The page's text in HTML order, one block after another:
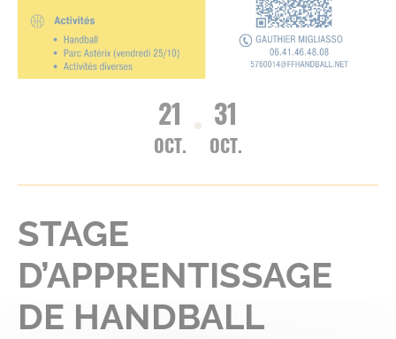
21
OCT.
31
OCT.
STAGE
D’APPRENTISSAGE
DE HANDBALL